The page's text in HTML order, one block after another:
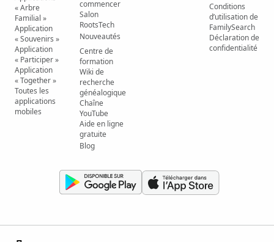
« Arbre
Familial »
Application
« Souvenirs »
Application
« Participer »
Application
« Together »
Toutes les
applications
mobiles
commencer
Salon
RootsTech
Nouveautés
Centre de
formation
Wiki de
recherche
généalogique
Chaîne
YouTube
Aide en ligne
gratuite
Blog
Conditions
d’utilisation de
FamilySearch
Déclaration de
confidentialité